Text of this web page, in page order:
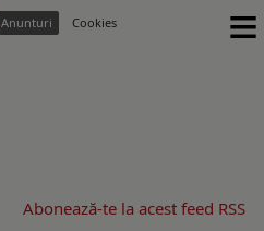
Anunturi Cookies ≡
Abonează-te la acest feed RSS